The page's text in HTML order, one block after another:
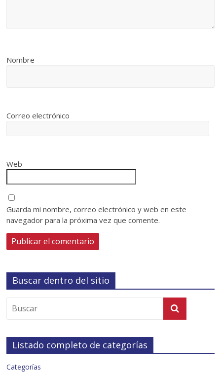
Nombre
Correo electrónico
Web
Guarda mi nombre, correo electrónico y web en este
navegador para la próxima vez que comente.
Buscar dentro del sitio
Listado completo de categorías
Categorías